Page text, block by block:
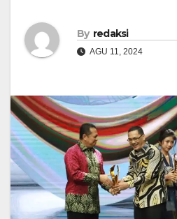
By redaksi
AGU 11, 2024